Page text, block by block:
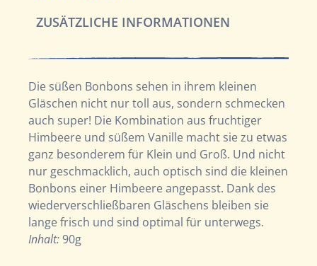
ZUSÄTZLICHE INFORMATIONEN
Die süßen Bonbons sehen in ihrem kleinen
Gläschen nicht nur toll aus, sondern schmecken
auch super! Die Kombination aus fruchtiger
Himbeere und süßem Vanille macht sie zu etwas
ganz besonderem für Klein und Groß. Und nicht
nur geschmacklich, auch optisch sind die kleinen
Bonbons einer Himbeere angepasst. Dank des
wiederverschließbaren Gläschens bleiben sie
lange frisch und sind optimal für unterwegs.
Inhalt:90g